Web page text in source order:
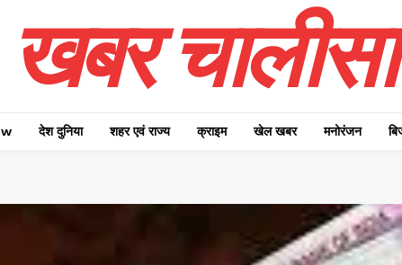
खबर चालीसा
देश दुनिया शहर एवं राज्य क्राइम खेल खबर मनोरंजन